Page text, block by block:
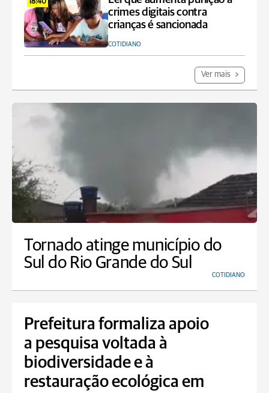
18:40
crimes digitais contra
crianças é sancionada
COTIDIANO
Ver mais
Tornado atinge município do
Sul do Rio Grande do Sul
COTIDIANO
Prefeitura formaliza apoio
a pesquisa voltada à
biodiversidade e à
restauração ecológica em